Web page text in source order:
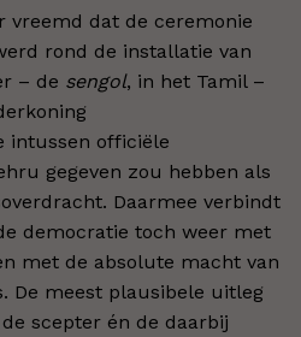
vreemd dat de ceremonie
rond de installatie van
– de sengol, in het Tamil –
intussen officiële
gegeven zou hebben als
Daarmee verbindt
democratie toch weer met
met de absolute macht van
De meest plausibele uitleg
scepter én de daarbij